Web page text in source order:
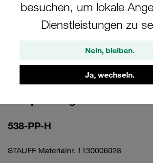
besuchen, um lokale
Dienstleistungen zu
Nein, bleiben.
Ja, wechseln.
tatsächlichen Produkt abweichen.
Schellenkörper Gr. 5
Baureihe Polypropylen
538-PP-H
STAUFF Materialnr. 1130006028